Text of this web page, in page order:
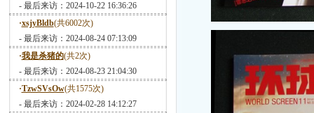
- 最后来访：2024-10-22 16:36:26
·xsjyBldb(共6002次)
- 最后来访：2024-08-24 07:13:09
·我是杀猪的(共2次)
- 最后来访：2024-08-23 21:04:30
·TzwSVsOw(共1575次)
- 最后来访：2024-02-28 14:12:27